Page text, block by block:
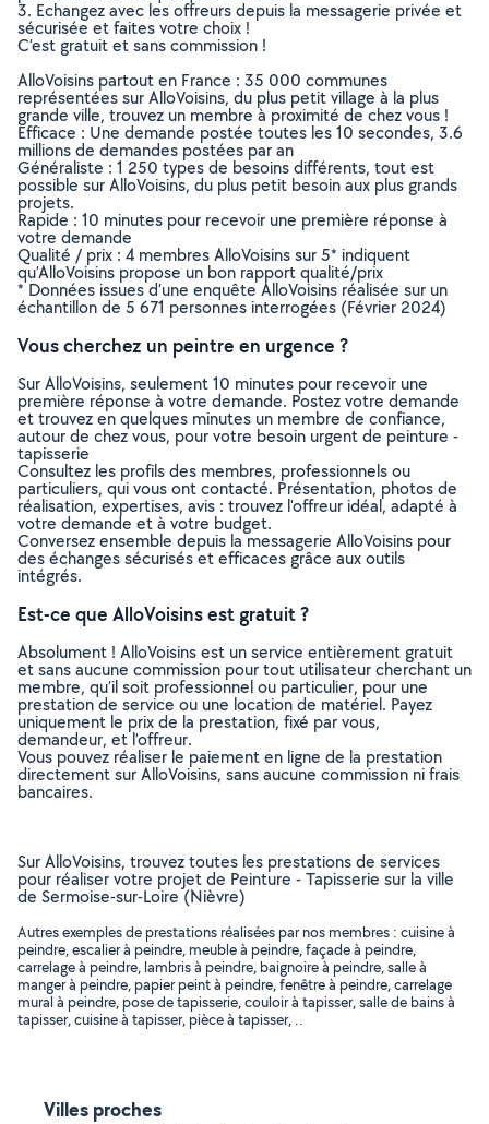
3. Echangez avec les offreurs depuis la messagerie privée et
sécurisée et faites votre choix !
C’est gratuit et sans commission !
AlloVoisins partout en France : 35 000 communes
représentées sur AlloVoisins, du plus petit village à la plus
grande ville, trouvez un membre à proximité de chez vous !
Efficace : Une demande postée toutes les 10 secondes, 3.6
millions de demandes postées par an
Généraliste : 1 250 types de besoins différents, tout est
possible sur AlloVoisins, du plus petit besoin aux plus grands
projets.
Rapide : 10 minutes pour recevoir une première réponse à
votre demande
Qualité / prix : 4 membres AlloVoisins sur 5* indiquent
qu’AlloVoisins propose un bon rapport qualité/prix
* Données issues d’une enquête AlloVoisins réalisée sur un
échantillon de 5 671 personnes interrogées (Février 2024)
Vous cherchez un peintre en urgence ?
Sur AlloVoisins, seulement 10 minutes pour recevoir une
première réponse à votre demande. Postez votre demande
et trouvez en quelques minutes un membre de confiance,
autour de chez vous, pour votre besoin urgent de peinture -
tapisserie
Consultez les profils des membres, professionnels ou
particuliers, qui vous ont contacté. Présentation, photos de
réalisation, expertises, avis : trouvez l'offreur idéal, adapté à
votre demande et à votre budget.
Conversez ensemble depuis la messagerie AlloVoisins pour
des échanges sécurisés et efficaces grâce aux outils
intégrés.
Est-ce que AlloVoisins est gratuit ?
Absolument ! AlloVoisins est un service entièrement gratuit
et sans aucune commission pour tout utilisateur cherchant un
membre, qu’il soit professionnel ou particulier, pour une
prestation de service ou une location de matériel. Payez
uniquement le prix de la prestation, fixé par vous,
demandeur, et l’offreur.
Vous pouvez réaliser le paiement en ligne de la prestation
directement sur AlloVoisins, sans aucune commission ni frais
bancaires.
Sur AlloVoisins, trouvez toutes les prestations de services
pour réaliser votre projet de Peinture - Tapisserie sur la ville
de Sermoise-sur-Loire (Nièvre)
Autres exemples de prestations réalisées par nos membres : cuisine à
peindre, escalier à peindre, meuble à peindre, façade à peindre,
carrelage à peindre, lambris à peindre, baignoire à peindre, salle à
manger à peindre, papier peint à peindre, fenêtre à peindre, carrelage
mural à peindre, pose de tapisserie, couloir à tapisser, salle de bains à
tapisser, cuisine à tapisser, pièce à tapisser, ..
Villes proches